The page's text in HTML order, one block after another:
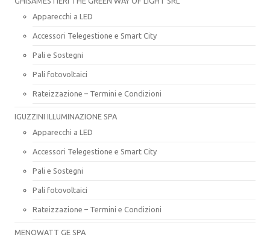
Apparecchi a LED
Accessori Telegestione e Smart City
Pali e Sostegni
Pali fotovoltaici
Rateizzazione – Termini e Condizioni
IGUZZINI ILLUMINAZIONE SPA
Apparecchi a LED
Accessori Telegestione e Smart City
Pali e Sostegni
Pali fotovoltaici
Rateizzazione – Termini e Condizioni
MENOWATT GE SPA